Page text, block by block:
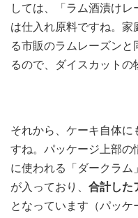
しては、「ラム酒漬け
は仕入れ原料ですね。
る市販のラムレーズン
るので、ダイスカットの
それから、ケーキ自体
すね。パッケージ上部の
に使われる「ダークラム
が入っており、 合計した
となっています（パッケ